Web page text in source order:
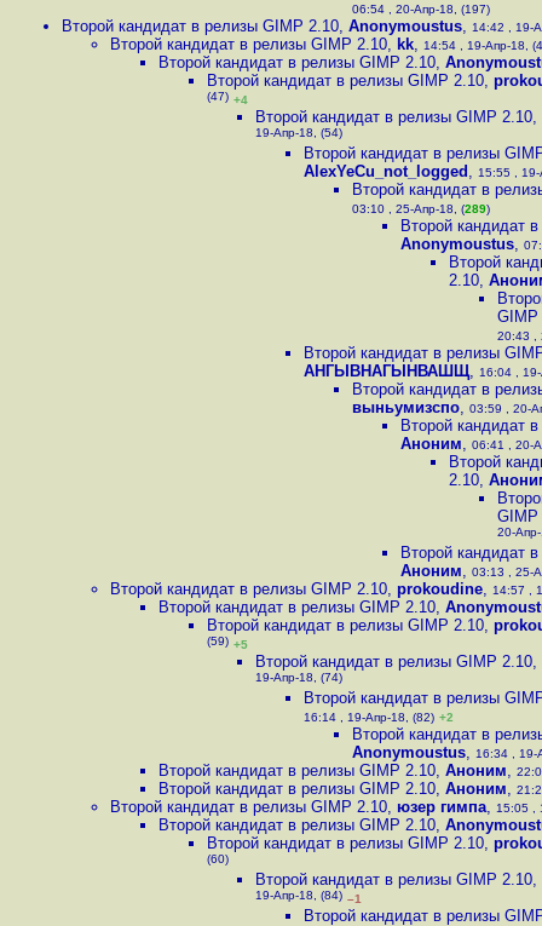
06:54 , 20-Апр-18, (197)
Второй кандидат в релизы GIMP 2.10, Anonymoustus, 14:42 , 19-
Второй кандидат в релизы GIMP 2.10, kk, 14:54 , 19-Апр-18,
Второй кандидат в релизы GIMP 2.10,
Второй кандидат в релизы GIMP 2.10,
(47) +4
Второй кандидат в релизы GIMP 2.10,
19-Апр-18, (54)
Второй кандидат в релизы
AlexYeCu_not_logged , 15:55 ,
Второй кандидат в
03:10 , 25-Апр-18, (289)
Второй кандидат
Anonymoustus,
Второй
2.10,
GIMP
20:43 ,
Второй кандидат в релизы
АНГЫВНАГЫНВАШЩ, 16:04 ,
Второй кандидат в
выньумизспо, 03:59 , 20-
Второй кандидат
Аноним, 06:41 , 20-
Второй
2.10,
GIMP
20-
Второй кандидат
Аноним, 03:13 , 25-
Второй кандидат в релизы GIMP 2.10, prokoudine, 14:57 ,
Второй кандидат в релизы GIMP 2.10,
Второй кандидат в релизы GIMP 2.10,
(59) +5
Второй кандидат в релизы GIMP 2.10,
19-Апр-18, (74)
Второй кандидат в релизы
16:14 , 19-Апр-18, (82) +2
Второй кандидат в
Anonymoustus, 16:34 , 19-
Второй кандидат в релизы GIMP 2.10, Аноним,
Второй кандидат в релизы GIMP 2.10, Аноним,
Второй кандидат в релизы GIMP 2.10, юзер гимпа, 15:05 ,
Второй кандидат в релизы GIMP 2.10,
Второй кандидат в релизы GIMP 2.10,
(60)
Второй кандидат в релизы GIMP 2.10,
19-Апр-18, (84) –1
Второй кандидат в релизы